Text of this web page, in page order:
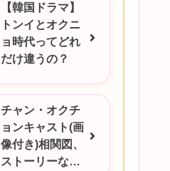
【韓国ドラマ】
トンイとオクニ
ョ時代ってどれ
だけ違うの？
チャン・オクチ
ョンキャスト(画
像付き)相関図、
ストーリーなど